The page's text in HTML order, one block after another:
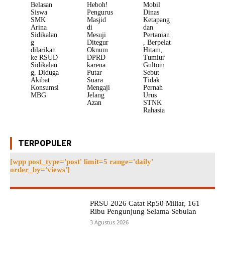
Belasan
Siswa
SMK
Arina
Sidikalan
g
dilarikan
ke RSUD
Sidikalan
g, Diduga
Akibat
Konsumsi
MBG
Heboh!
Pengurus
Masjid
di
Mesuji
Ditegur
Oknum
DPRD
karena
Putar
Suara
Mengaji
Jelang
Azan
Mobil
Dinas
Ketapang
dan
Pertanian
, Berpelat
Hitam,
Tumiur
Gultom
Sebut
Tidak
Pernah
Urus
STNK
Rahasia
TERPOPULER
[wpp post_type='post' limit=5 range='daily'
order_by='views']
PRSU 2026 Catat Rp50 Miliar, 161
Ribu Pengunjung Selama Sebulan
3 Agustus 2026